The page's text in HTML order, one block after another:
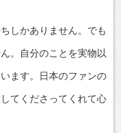
しかありません。でも
。自分のことを実物以
ます。日本のファンの
てくださってくれて心